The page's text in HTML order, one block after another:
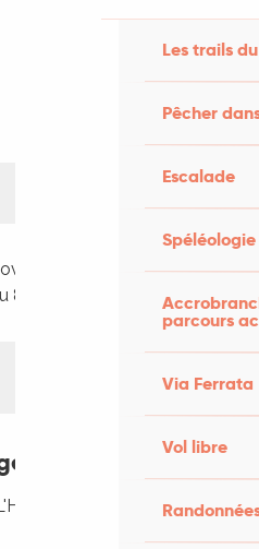
Les trails
Pêcher
Escalade
Spéléologie
parcours
Via Ferrata
Vol libre
2026
8 novembre 2026
46500